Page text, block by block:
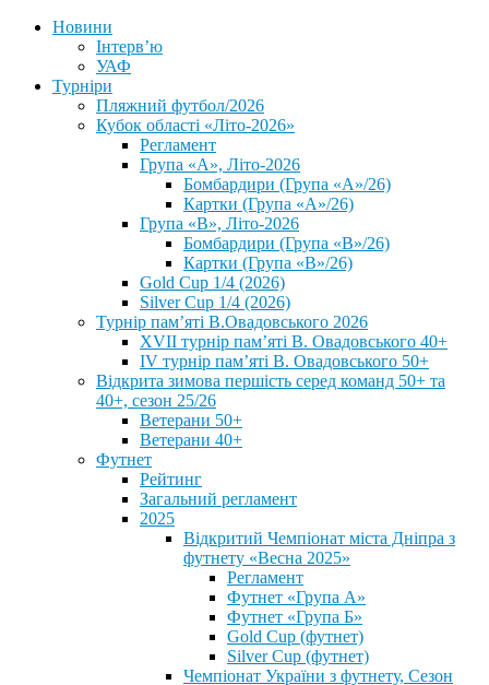
Новини
Інтерв’ю
УАФ
Турніри
Пляжний футбол/2026
Кубок області «Літо-2026»
Регламент
Група «А», Літо-2026
Бомбардири (Група «А»/26)
Картки (Група «А»/26)
Група «В», Літо-2026
Бомбардири (Група «В»/26)
Картки (Група «В»/26)
Gold Cup 1/4 (2026)
Silver Cup 1/4 (2026)
Турнір пам’яті В.Овадовського 2026
XVII турнір пам’яті В. Овадовського 40+
IV турнір пам’яті В. Овадовського 50+
Відкрита зимова першість серед команд 50+ та
40+, сезон 25/26
Ветерани 50+
Ветерани 40+
Футнет
Рейтинг
Загальний регламент
2025
Відкритий Чемпіонат міста Дніпра з
футнету «Весна 2025»
Регламент
Футнет «Група А»
Футнет «Група Б»
Gold Cup (футнет)
Silver Cup (футнет)
Чемпіонат України з футнету, Сезон